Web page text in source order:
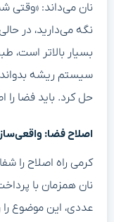
نان می‌داند: «وقتی
نگه می‌دارید، در
بسیار بالاتر است،
سیستم ریشه بدواند.
حل کرد. باید فضا را
اصلاح فضا:
کرمی راه اصلاح را
نان همزمان با
عددی، این موضوع